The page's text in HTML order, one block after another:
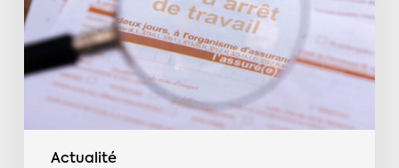
Actualité
travail
sera
plafonnée